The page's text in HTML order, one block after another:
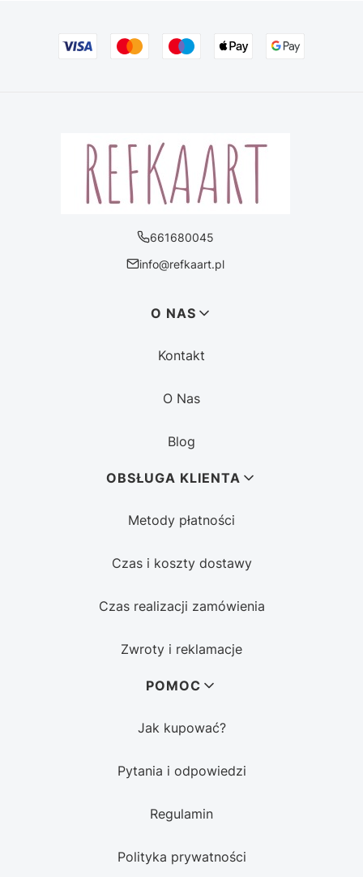
661680045
info@refkaart.pl
O NAS
Kontakt
O Nas
Blog
OBSŁUGA KLIENTA
Metody płatności
Czas i koszty dostawy
Czas realizacji zamówienia
Zwroty i reklamacje
POMOC
Jak kupować?
Pytania i odpowiedzi
Regulamin
Polityka prywatności